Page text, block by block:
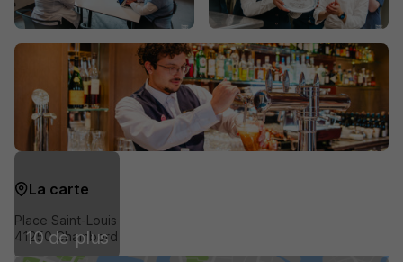
10 de plus
La carte
Place Saint-Louis
41250 Chambord